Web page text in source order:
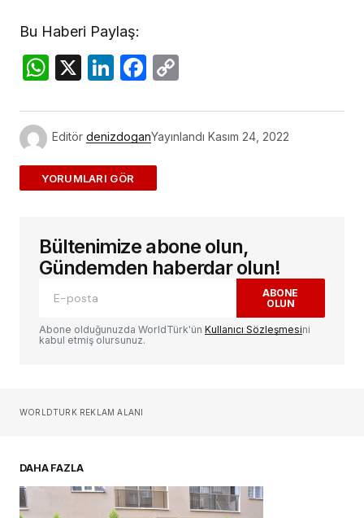
Bu Haberi Paylaş:
WhatsApp
X LinkedIn
Facebook
Editör denizdoganYayınlandı Kasım 24, 2022
ADD A COMMENT
E-posta adresiniz yayınlanmayacak.
alanlar*ile işaretlenmişlerdir
Yorum
Sizin adınız*
Daha sonraki yorumlarımda kullanılması için
adım, e-posta adresim ve site adresim bu
Bültenimize abone olun,
Gündemden haberdar olun!
ABONE
OLUN
Abone olduğunuzda WorldTürk'ün Kullanıcı Sözleşmesini
kabul etmiş olursunuz.
WORLDTURK REKLAM ALANI
DAHA FAZLA